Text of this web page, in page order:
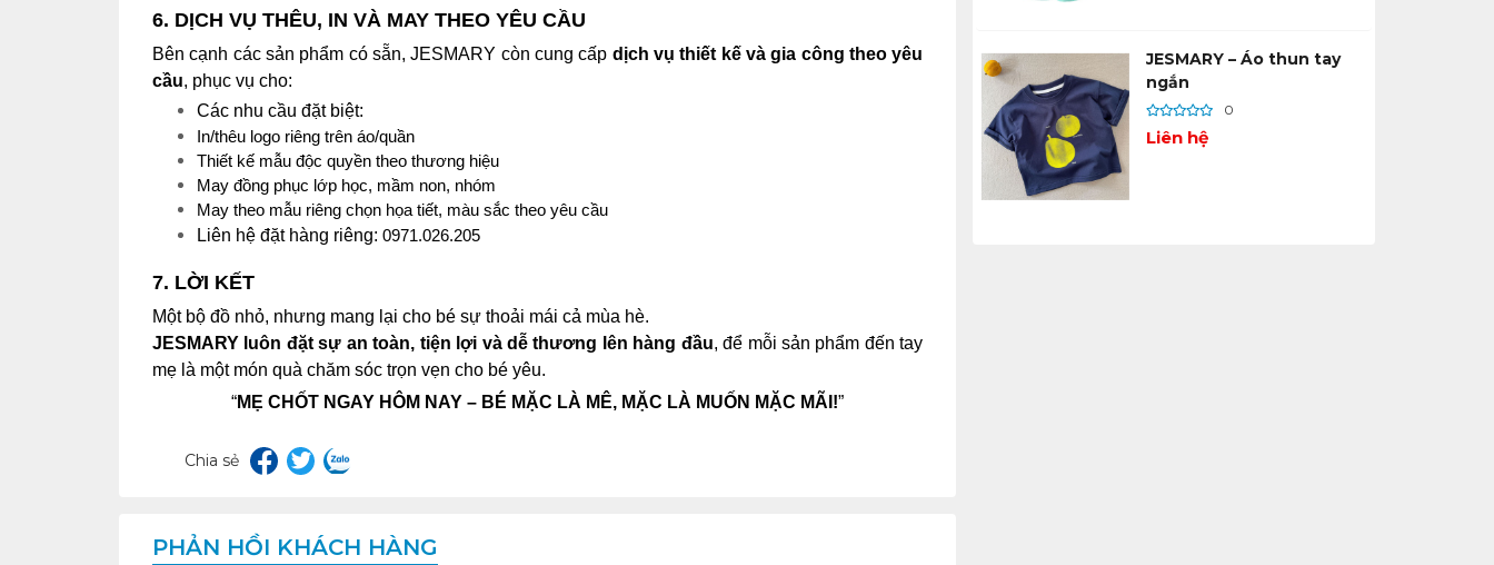
6. DỊCH VỤ THÊU, IN VÀ MAY THEO YÊU CẦU
Bên cạnh các sản phẩm có sẵn, JESMARY còn cung cấp dịch vụ thiết kế và gia công theo yêu
cầu, phục vụ cho:
Các nhu cầu đặt biệt:
In/thêu logo riêng trên áo/quần
Thiết kế mẫu độc quyền theo thương hiệu
May đồng phục lớp học, mầm non, nhóm
May theo mẫu riêng chọn họa tiết, màu sắc theo yêu cầu
Liên hệ đặt hàng riêng: 0971.026.205
7. LỜI KẾT
Một bộ đồ nhỏ, nhưng mang lại cho bé sự thoải mái cả mùa hè.
JESMARY luôn đặt sự an toàn, tiện lợi và dễ thương lên hàng đầu, để mỗi sản phẩm đến tay
mẹ là một món quà chăm sóc trọn vẹn cho bé yêu.
“MẸ CHỐT NGAY HÔM NAY – BÉ MẶC LÀ MÊ, MẶC LÀ MUỐN MẶC MÃI!”
Chia sẻ
PHẢN HỒI KHÁCH HÀNG
JESMARY – Áo thun tay
ngắn
0
Liên hệ